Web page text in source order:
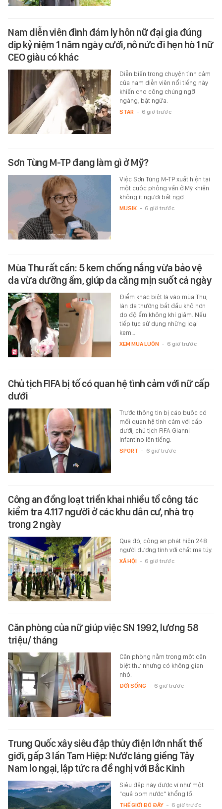
Nam diễn viên đình đám ly hôn nữ đại gia đúng
dịp kỷ niệm 1 năm ngày cưới, nô nức đi hẹn hò 1 nữ
CEO giàu có khác
Diễn biến trong chuyện tình cảm
của nam diễn viên nổi tiếng này
khiến cho công chúng ngỡ
ngàng, bật ngửa.
STAR - 6 giờ trước
Sơn Tùng M-TP đang làm gì ở Mỹ?
Việc Sơn Tùng M-TP xuất hiện tại
một cuộc phỏng vấn ở Mỹ khiến
không ít người bất ngờ.
MUSIK - 6 giờ trước
Mùa Thu rất cần: 5 kem chống nắng vừa bảo vệ
da vừa dưỡng ẩm, giúp da căng mịn suốt cả ngày
Điểm khác biệt là vào mùa Thu,
làn da thường bắt đầu khô hơn
do độ ẩm không khí giảm. Nếu
tiếp tục sử dụng những loại
kem…
XEM MUA LUÔN - 6 giờ trước
Chủ tịch FIFA bị tố có quan hệ tình cảm với nữ cấp
dưới
Trước thông tin bị cáo buộc có
mối quan hệ tình cảm với cấp
dưới, chủ tịch FIFA Gianni
Infantino lên tiếng.
SPORT - 6 giờ trước
Công an đồng loạt triển khai nhiều tổ công tác
kiểm tra 4.117 người ở các khu dân cư, nhà trọ
trong 2 ngày
Qua đó, công an phát hiện 248
người dương tính với chất ma túy.
XÃ HỘI - 6 giờ trước
Căn phòng của nữ giúp việc SN 1992, lương 58
triệu/ tháng
Căn phòng nằm trong một căn
biệt thự nhưng có không gian
nhỏ.
ĐỜI SỐNG - 6 giờ trước
Trung Quốc xây siêu đập thủy điện lớn nhất thế
giới, gấp 3 lần Tam Hiệp: Nước láng giềng Tây
Nam lo ngại, lập tức ra đề nghị với Bắc Kinh
Siêu đập này được ví như một
"quả bom nước" khổng lồ.
THẾ GIỚI ĐÓ ĐÂY - 6 giờ trước